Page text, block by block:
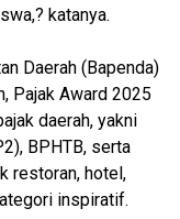
katanya.
Daerah (Bapenda)
Pajak Award 2025
daerah, yakni
BPHTB, serta
restoran, hotel,
inspiratif.